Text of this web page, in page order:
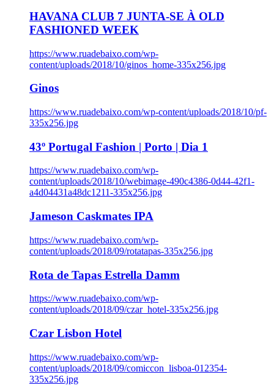
HAVANA CLUB 7 JUNTA-SE À OLD
FASHIONED WEEK
https://www.ruadebaixo.com/wp-
content/uploads/2018/10/ginos_home-335x256.jpg
Ginos
https://www.ruadebaixo.com/wp-content/uploads/2018/10/pf-
335x256.jpg
43º Portugal Fashion | Porto | Dia 1
https://www.ruadebaixo.com/wp-
content/uploads/2018/10/webimage-490c4386-0d44-42f1-
a4d04431a48dc1211-335x256.jpg
Jameson Caskmates IPA
https://www.ruadebaixo.com/wp-
content/uploads/2018/09/rotatapas-335x256.jpg
Rota de Tapas Estrella Damm
https://www.ruadebaixo.com/wp-
content/uploads/2018/09/czar_hotel-335x256.jpg
Czar Lisbon Hotel
https://www.ruadebaixo.com/wp-
content/uploads/2018/09/comiccon_lisboa-012354-
335x256.jpg